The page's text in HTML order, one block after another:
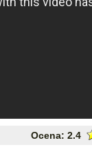
Ocena: 2.4